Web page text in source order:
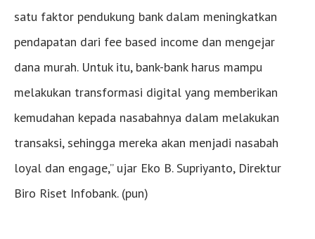
satu faktor pendukung bank dalam meningkatkan
pendapatan dari fee based income dan mengejar
dana murah. Untuk itu, bank-bank harus mampu
melakukan transformasi digital yang memberikan
kemudahan kepada nasabahnya dalam melakukan
transaksi, sehingga mereka akan menjadi nasabah
loyal dan engage,” ujar Eko B. Supriyanto, Direktur
Biro Riset Infobank. (pun)